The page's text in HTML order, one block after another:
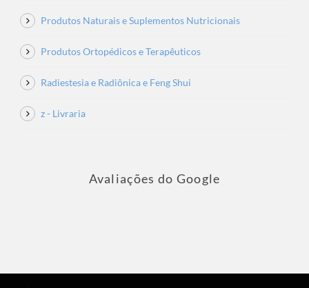
Produtos Naturais e Suplementos Nutricionais
Produtos Ortopédicos e Terapêuticos
Radiestesia e Radiônica e Feng Shui
z - Livraria
Avaliações do Google